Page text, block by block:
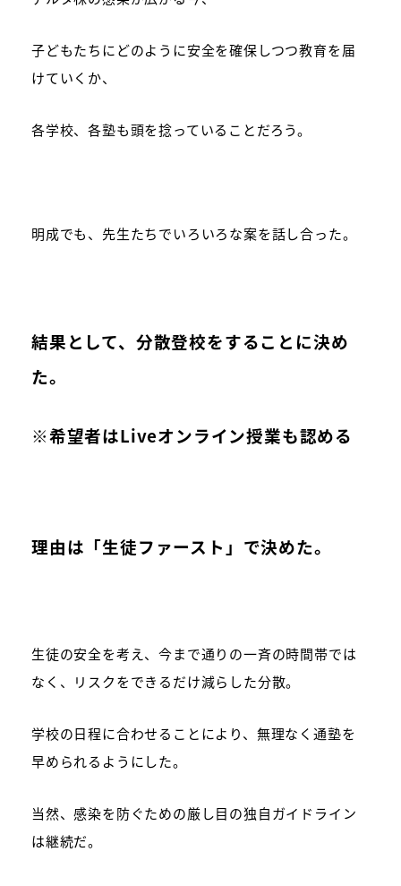
子どもたちにどのように安全を確保しつつ教育を届
けていくか、
各学校、各塾も頭を捻っていることだろう。
明成でも、先生たちでいろいろな案を話し合った。
結果として、分散登校をすることに決め
た。
※希望者はLiveオンライン授業も認める
理由は「生徒ファースト」で決めた。
生徒の安全を考え、今まで通りの一斉の時間帯では
なく、リスクをできるだけ減らした分散。
学校の日程に合わせることにより、無理なく通塾を
早められるようにした。
当然、感染を防ぐための厳し目の独自ガイドライン
は継続だ。